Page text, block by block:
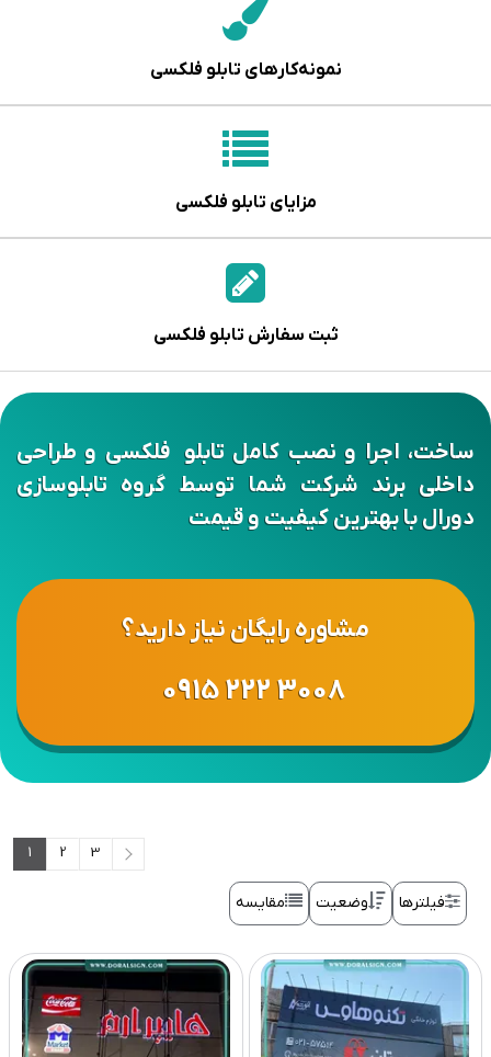
نمونه‌کارهای تابلو فلکسی
مزایای تابلو فلکسی
ثبت سفارش تابلو فلکسی
ساخت، اجرا و نصب کامل تابلو فلکسی و طراحی
داخلی برند شرکت شما توسط گروه تابلوسازی
دورال با بهترین کیفیت و قیمت
مشاوره رایگان نیاز دارید؟
0915 222 3008
1 2 3
فیلترها وضعیت مقایسه